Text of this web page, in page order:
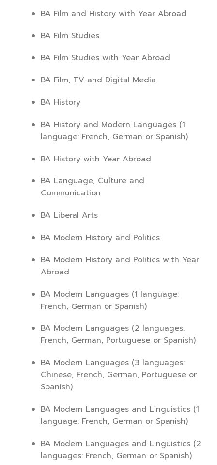
BA Film and History with Year Abroad
BA Film Studies
BA Film Studies with Year Abroad
BA Film, TV and Digital Media
BA History
BA History and Modern Languages (1
language: French, German or Spanish)
BA History with Year Abroad
BA Language, Culture and
Communication
BA Liberal Arts
BA Modern History and Politics
BA Modern History and Politics with Year
Abroad
BA Modern Languages (1 language:
French, German or Spanish)
BA Modern Languages (2 languages:
French, German, Portuguese or Spanish)
BA Modern Languages (3 languages:
Chinese, French, German, Portuguese or
Spanish)
BA Modern Languages and Linguistics (1
language: French, German or Spanish)
BA Modern Languages and Linguistics (2
languages: French, German or Spanish)